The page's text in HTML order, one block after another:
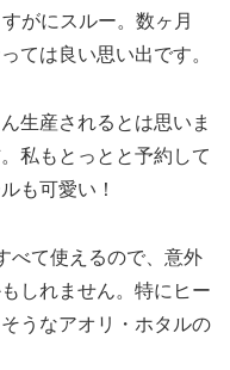
がにスルー。数ヶ月
ては良い思い出です。
生産されるとは思いま
私もとっとと予約して
も可愛い！
べて使えるので、意外
しれません。特にヒー
うなアオリ・ホタルの